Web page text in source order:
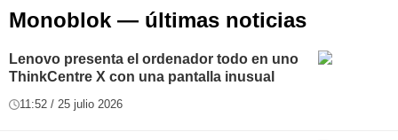
Monoblok — últimas noticias
Lenovo presenta el ordenador todo en uno
ThinkCentre X con una pantalla inusual
11:52 / 25 julio 2026